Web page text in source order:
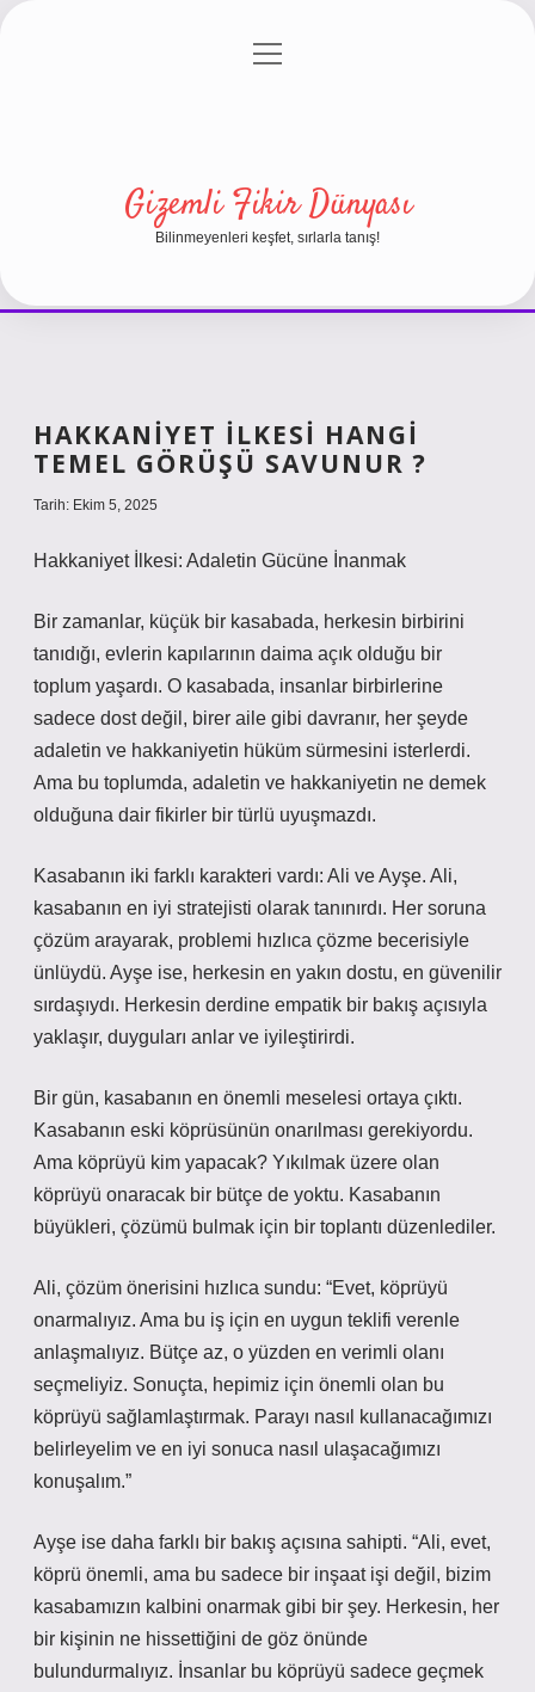
Gizlilik Politikası
menüyü
Gizemli Fikir Dünyası
Bilinmeyenleri keşfet, sırlarla tanış!
HAKKANIYET ILKESI HANGI
TEMEL GÖRÜŞÜ SAVUNUR ?
Tarih: Ekim 5, 2025
Hakkaniyet İlkesi: Adaletin Gücüne İnanmak
Bir zamanlar, küçük bir kasabada, herkesin birbirini
tanıdığı, evlerin kapılarının daima açık olduğu bir
toplum yaşardı. O kasabada, insanlar birbirlerine
sadece dost değil, birer aile gibi davranır, her şeyde
adaletin ve hakkaniyetin hüküm sürmesini isterlerdi.
Ama bu toplumda, adaletin ve hakkaniyetin ne demek
olduğuna dair fikirler bir türlü uyuşmazdı.
Kasabanın iki farklı karakteri vardı: Ali ve Ayşe. Ali,
kasabanın en iyi stratejisti olarak tanınırdı. Her soruna
çözüm arayarak, problemi hızlıca çözme becerisiyle
ünlüydü. Ayşe ise, herkesin en yakın dostu, en güvenilir
sırdaşıydı. Herkesin derdine empatik bir bakış açısıyla
yaklaşır, duyguları anlar ve iyileştirirdi.
Bir gün, kasabanın en önemli meselesi ortaya çıktı.
Kasabanın eski köprüsünün onarılması gerekiyordu.
Ama köprüyü kim yapacak? Yıkılmak üzere olan
köprüyü onaracak bir bütçe de yoktu. Kasabanın
büyükleri, çözümü bulmak için bir toplantı düzenlediler.
Ali, çözüm önerisini hızlıca sundu: “Evet, köprüyü
onarmalıyız. Ama bu iş için en uygun teklifi verenle
anlaşmalıyız. Bütçe az, o yüzden en verimli olanı
seçmeliyiz. Sonuçta, hepimiz için önemli olan bu
köprüyü sağlamlaştırmak. Parayı nasıl kullanacağımızı
belirleyelim ve en iyi sonuca nasıl ulaşacağımızı
konuşalım.”
Ayşe ise daha farklı bir bakış açısına sahipti. “Ali, evet,
köprü önemli, ama bu sadece bir inşaat işi değil, bizim
kasabamızın kalbini onarmak gibi bir şey. Herkesin, her
bir kişinin ne hissettiğini de göz önünde
bulundurmalıyız. İnsanlar bu köprüyü sadece geçmek